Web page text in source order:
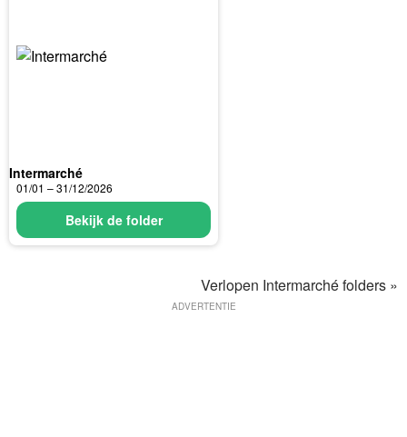
Intermarché
01/01 – 31/12/2026
Bekijk de folder
Verlopen Intermarché folders »
ADVERTENTIE